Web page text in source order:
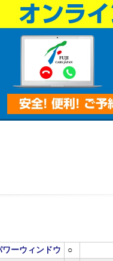
ワーウィンドウ ○